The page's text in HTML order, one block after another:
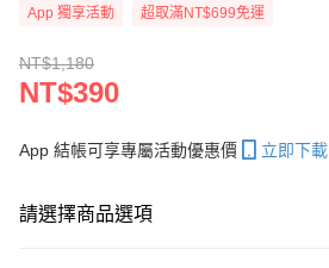
App 獨享活動 超取滿NT$699免運
NT$1,180
NT$390
App 結帳可享專屬活動優惠價 立即下載
請選擇商品選項